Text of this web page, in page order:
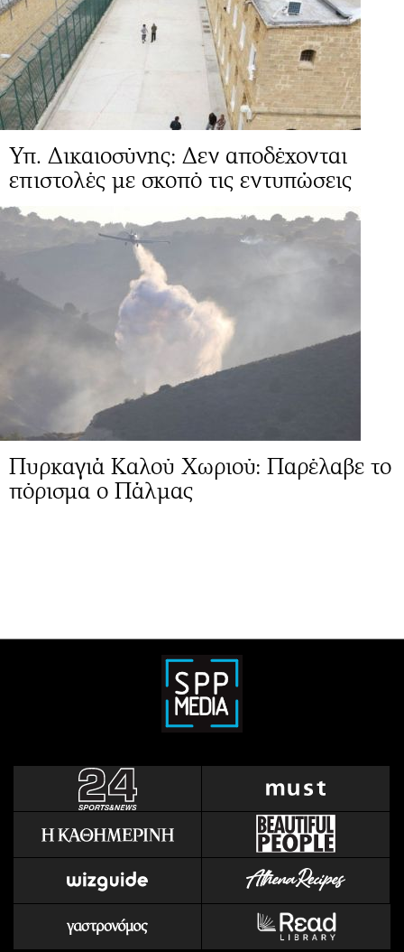
Υπ. Δικαιοσύνης: Δεν αποδέχονται
επιστολές με σκοπό τις εντυπώσεις
Πυρκαγιά Καλού Χωριού: Παρέλαβε το
πόρισμα ο Πάλμας